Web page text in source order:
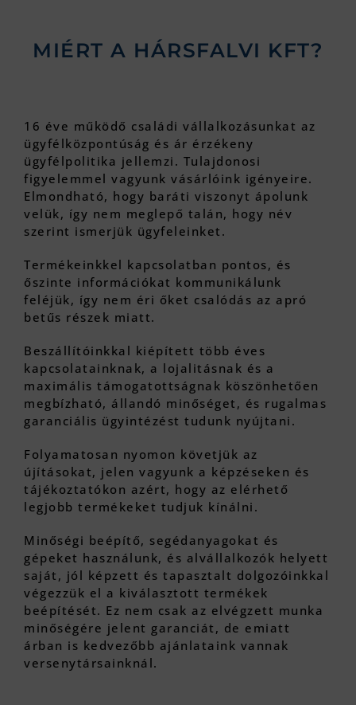
MIÉRT A HÁRSFALVI KFT?
16 éve működő családi vállalkozásunkat az
ügyfélközpontúság és ár érzékeny
ügyfélpolitika jellemzi. Tulajdonosi
figyelemmel vagyunk vásárlóink igényeire.
Elmondható, hogy baráti viszonyt ápolunk
velük, így nem meglepő talán, hogy név
szerint ismerjük ügyfeleinket.
Termékeinkkel kapcsolatban pontos, és
őszinte információkat kommunikálunk
feléjük, így nem éri őket csalódás az apró
betűs részek miatt.
Beszállítóinkkal kiépített több éves
kapcsolatainknak, a lojalitásnak és a
maximális támogatottságnak köszönhetően
megbízható, állandó minőséget, és rugalmas
garanciális ügyintézést tudunk nyújtani.
Folyamatosan nyomon követjük az
újításokat, jelen vagyunk a képzéseken és
tájékoztatókon azért, hogy az elérhető
legjobb termékeket tudjuk kínálni.
Minőségi beépítő, segédanyagokat és
gépeket használunk, és alvállalkozók helyett
saját, jól képzett és tapasztalt dolgozóinkkal
végezzük el a kiválasztott termékek
beépítését. Ez nem csak az elvégzett munka
minőségére jelent garanciát, de emiatt
árban is kedvezőbb ajánlataink vannak
versenytársainknál.